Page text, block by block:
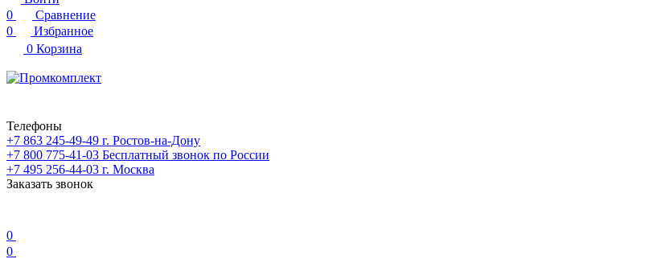
0
Сравнение
0
Избранное
0 Корзина
Телефоны
+7 863 245-49-49 г. Ростов-на-Дону
+7 800 775-41-03 Бесплатный звонок по России
+7 495 256-44-03 г. Москва
Заказать звонок
0
0